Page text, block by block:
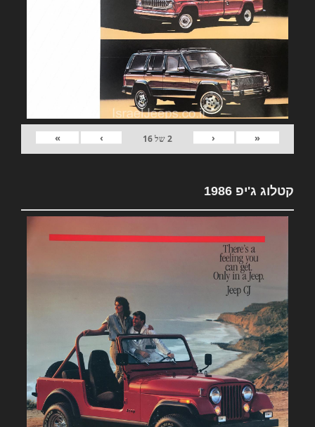
«
‹
2של16
›
»
קטלוג ג'יפ 1986